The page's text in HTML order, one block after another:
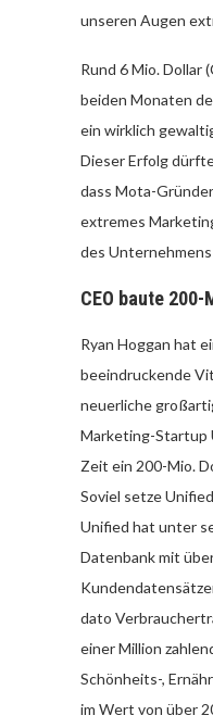
unseren Augen
Rund 6 Mio. Dollar
beiden Monaten
ein wirklich
Dieser Erfolg
dass Mota-
extremes
des
CEO baute
Ryan Hoggan hat
beeindruckende
neuerliche
Marketing-Startup
Zeit ein 200-Mio.
Soviel setze
Unified hat unter
Datenbank mit
dato
einer Million
Schönheits-,
im Wert von über